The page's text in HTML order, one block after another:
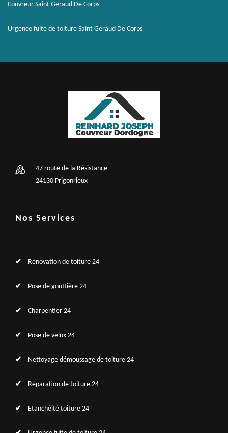
Couvreur Saint Geraud De Corps
Urgence fuite de toiture Saint Geraud De Corps
47 route de la Résistance
24130 Prigonrieux
Nos Services
Rénovation de toiture 24
Pose de gouttière 24
Charpentier 24
Pose de velux 24
Nettoyage démoussage de toiture 24
Réparation de toiture 24
Etanchéité toiture 24